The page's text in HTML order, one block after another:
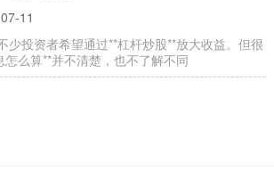
11
少投资者希望通过**杠杆炒股**放大收益。但很
怎么算**并不清楚，也不了解不同
司哪个好，铜仁股票配资正成为一股不可忽视
供了杠杆效应，放大投资收益，创造更多的财